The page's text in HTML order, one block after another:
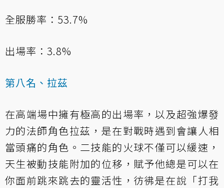
全服勝率：53.7%
出場率：3.8%
第八名、拉茲
在高端場中擁有極高的出場率，以及超強爆發
力的法師角色拉茲，是在對戰時遇到會讓人相
當頭痛的角色。二技能的火球不僅可以緩速，
天生被動技能附加的位移，賦予他總是可以在
你面前跳來跳去的靈活性，彷彿是在說「打我